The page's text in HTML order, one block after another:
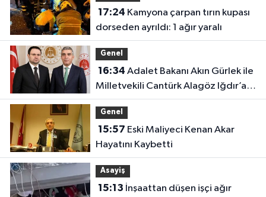
17:24
dorseden ayrıldı: 1 ağır yaralı
Genel
16:34
Milletvekili Cantürk Alagöz Iğdır’a
Geliyor
Genel
15:57
Hayatını Kaybetti
Asayiş
15:13